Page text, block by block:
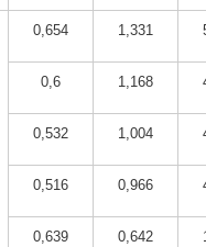
0,654 1,331
0,6 1,168
0,532 1,004
0,516 0,966
0,639 0,642